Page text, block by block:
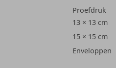
Proefdruk
13 × 13 cm
15 × 15 cm
Enveloppen